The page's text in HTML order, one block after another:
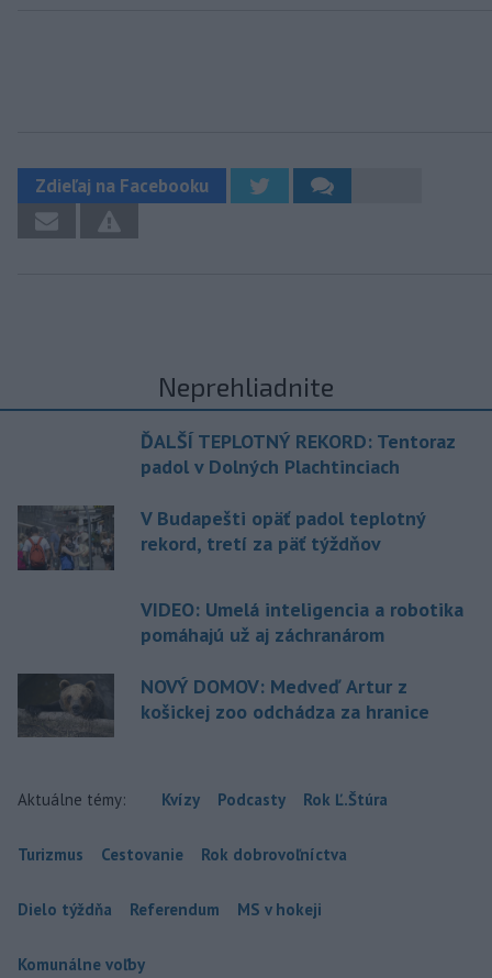
Zdieľaj na Facebooku
Neprehliadnite
ĎALŠÍ TEPLOTNÝ REKORD: Tentoraz
padol v Dolných Plachtinciach
V Budapešti opäť padol teplotný
rekord, tretí za päť týždňov
VIDEO: Umelá inteligencia a robotika
pomáhajú už aj záchranárom
NOVÝ DOMOV: Medveď Artur z
košickej zoo odchádza za hranice
Aktuálne témy: Kvízy Podcasty Rok Ľ.Štúra
Turizmus Cestovanie Rok dobrovoľníctva
Dielo týždňa Referendum MS v hokeji
Komunálne voľby